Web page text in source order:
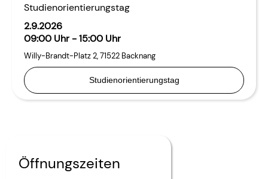
Studienorientierungstag
2.9.2026
09:00 Uhr - 15:00 Uhr
Willy-Brandt-Platz 2,71522 Backnang
Studienorientierungstag
Öffnungszeiten